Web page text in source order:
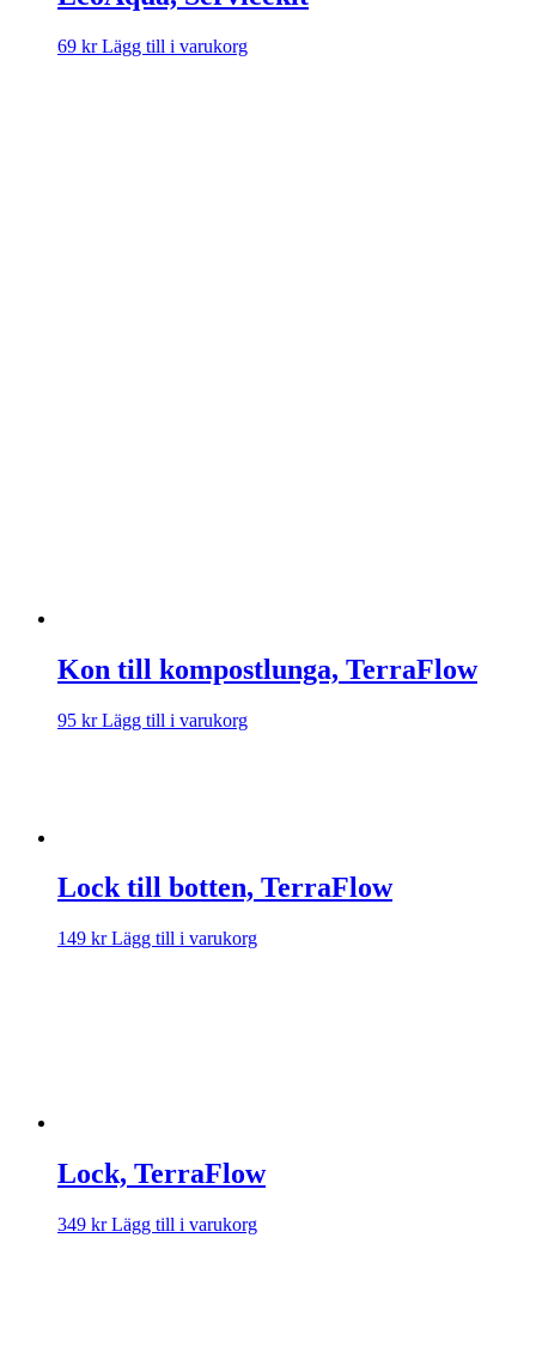
69 kr Lägg till i varukorg
Kon till kompostlunga, TerraFlow
95 kr Lägg till i varukorg
Lock till botten, TerraFlow
149 kr Lägg till i varukorg
Lock, TerraFlow
349 kr Lägg till i varukorg